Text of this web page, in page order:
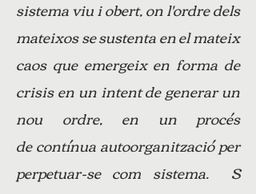
sistema viu i obert, on l'ordre dels
mateixos se sustenta en el mateix
caos que emergeix en forma de
crisis en un intent de generar un
nou ordre, en un procés
de contínua autoorganització per
perpetuar-se com sistema. S